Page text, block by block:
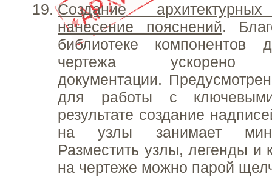
Создание
нанесение пояснений.
библиотеке компонентов
чертежа ускорено
документации.
для работы с
результате создание
на узлы занимает
Разместить узлы, легенды и
на чертеже можно парой